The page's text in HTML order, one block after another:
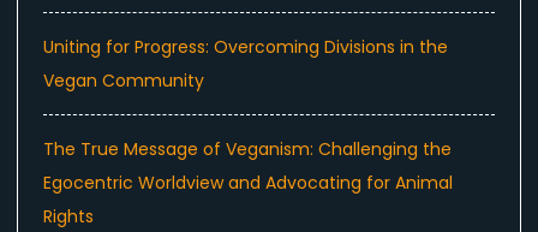
Uniting for Progress: Overcoming Divisions in the
Vegan Community
The True Message of Veganism: Challenging the
Egocentric Worldview and Advocating for Animal
Rights